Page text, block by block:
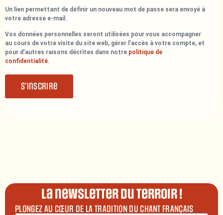
Un lien permettant de définir un nouveau mot de passe sera envoyé à
votre adresse e-mail.
Vos données personnelles seront utilisées pour vous accompagner
au cours de votre visite du site web, gérer l’accès à votre compte, et
pour d’autres raisons décrites dans notre politique de
confidentialité.
S’inscrire
La newsletter du terroir !
PLONGEZ AU CŒUR DE LA TRADITION DU CHANT FRANÇAIS